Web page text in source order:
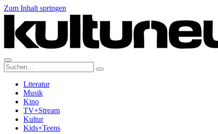
Zum Inhalt springen
Suche:
Literatur
Musik
Kino
TV+Stream
Kultur
Kids+Teens